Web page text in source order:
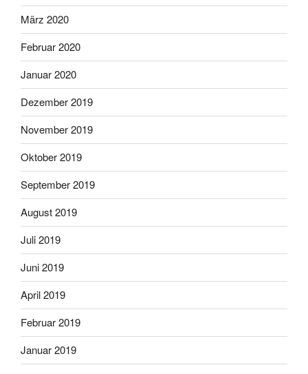
März 2020
Februar 2020
Januar 2020
Dezember 2019
November 2019
Oktober 2019
September 2019
August 2019
Juli 2019
Juni 2019
April 2019
Februar 2019
Januar 2019